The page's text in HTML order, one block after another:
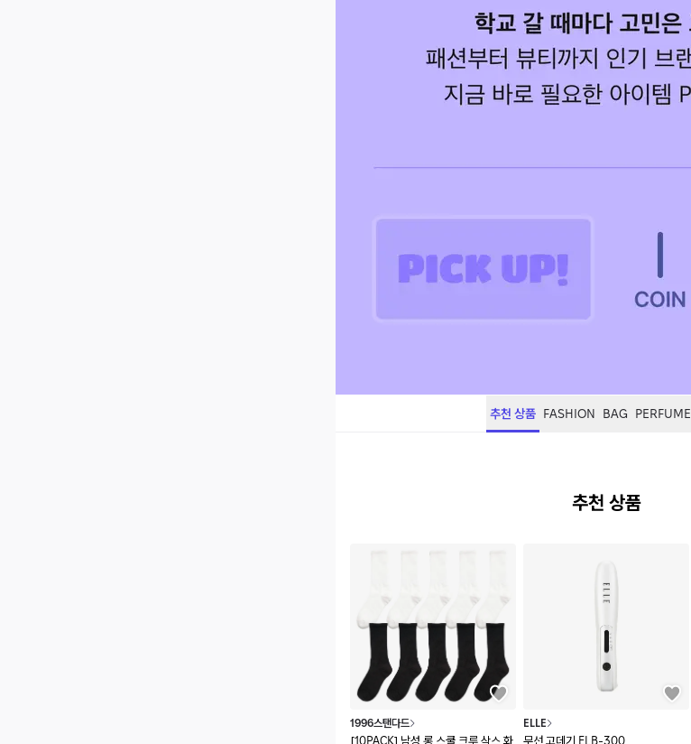
추천 상품 FASHION BAG PERFUME
추천 상품
1996스탠다드
[10PACK] 남성 롱 스쿨 크루 삭스 화
ELLE
무선 고데기 ELB-300